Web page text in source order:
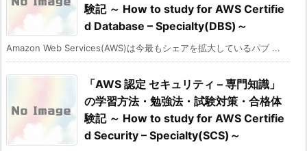
験記 ～ How to study for AWS Certifie
d Database – Specialty(DBS)～
Amazon Web Services(AWS)は今最もシェアを拡大しているパブ ...
「AWS 認定 セキュリティ – 専門知識」
の学習方法・勉強法・試験対策・合格体
験記 ～ How to study for AWS Certifie
d Security – Specialty(SCS)～